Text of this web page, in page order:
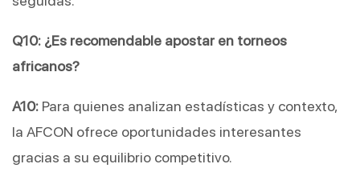
Q10: ¿Es recomendable apostar en torneos
africanos?
A10: Para quienes analizan estadísticas y contexto,
la AFCON ofrece oportunidades interesantes
gracias a su equilibrio competitivo.